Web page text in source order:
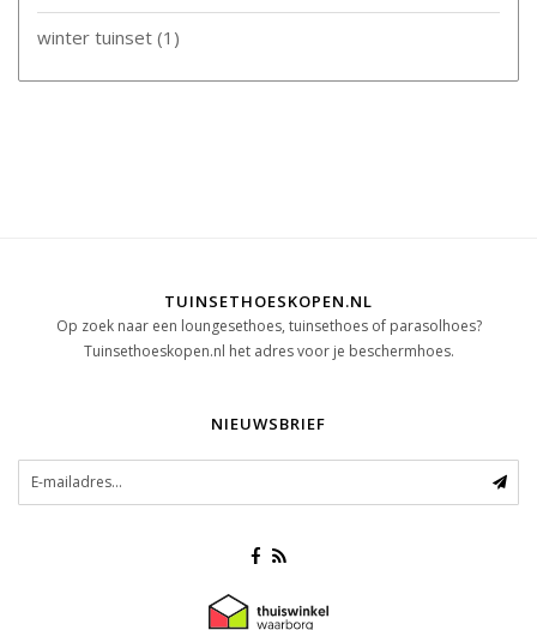
winter tuinset (1)
TUINSETHOESKOPEN.NL
Op zoek naar een loungesethoes, tuinsethoes of parasolhoes?
Tuinsethoeskopen.nl het adres voor je beschermhoes.
NIEUWSBRIEF